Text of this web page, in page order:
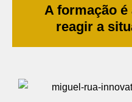
A formação é
reagir a